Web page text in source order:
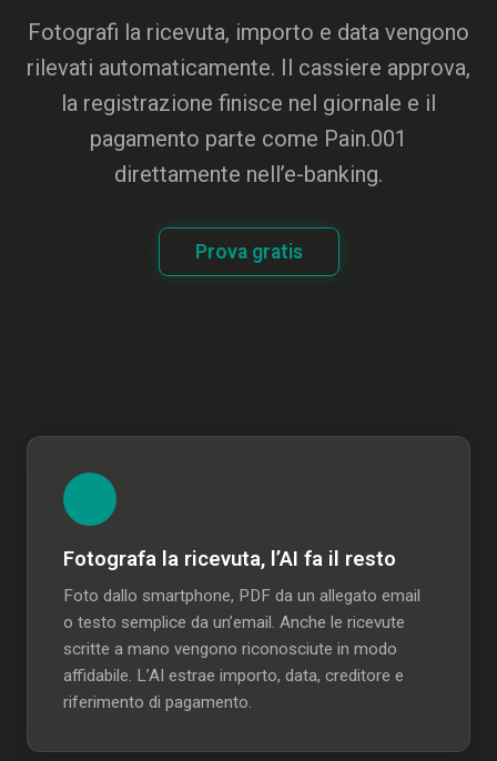
Fotografi la ricevuta, importo e data vengono
rilevati automaticamente. Il cassiere approva,
la registrazione finisce nel giornale e il
pagamento parte come Pain.001
direttamente nell’e-banking.
Prova gratis
Fotografa la ricevuta, l’AI fa il resto
Foto dallo smartphone, PDF da un allegato email
o testo semplice da un’email. Anche le ricevute
scritte a mano vengono riconosciute in modo
affidabile. L’AI estrae importo, data, creditore e
riferimento di pagamento.